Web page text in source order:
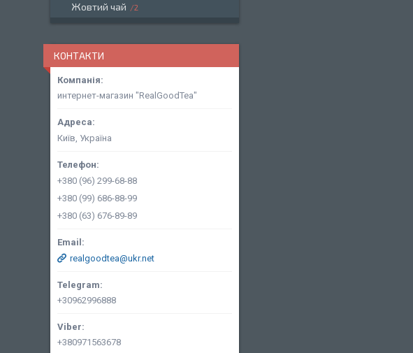
Жовтий чай 2
КОНТАКТИ
интернет-магазин "RealGoodTea"
Київ, Україна
+380 (96) 299-68-88
+380 (99) 686-88-99
+380 (63) 676-89-89
realgoodtea@ukr.net
+30962996888
+380971563678